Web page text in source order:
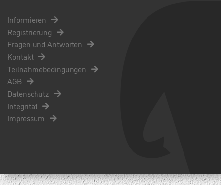
Informieren
Registrierung
Fragen und Antworten
Kontakt
Teilnahmebedingungen
AGB
Datenschutz
Integrität
Impressum